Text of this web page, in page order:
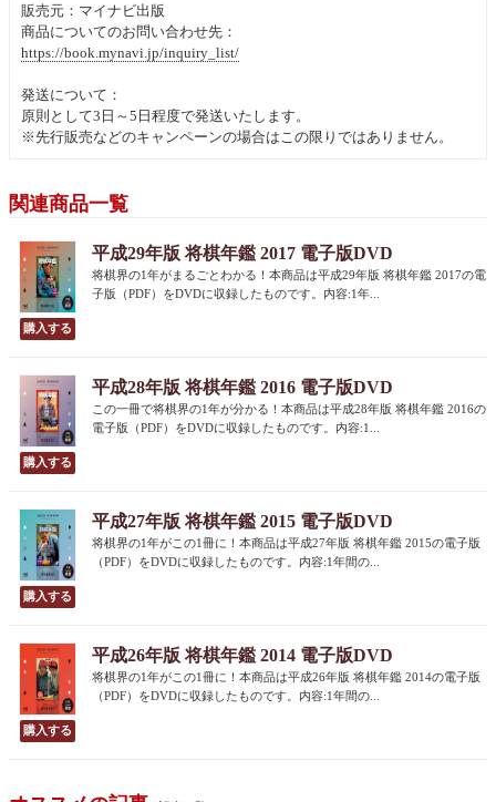
販売元：マイナビ出版
商品についてのお問い合わせ先：
https://book.mynavi.jp/inquiry_list/
発送について：
原則として3日～5日程度で発送いたします。
※先行販売などのキャンペーンの場合はこの限りではありません。
関連商品一覧
平成29年版 将棋年鑑 2017 電子版DVD
将棋界の1年がまるごとわかる！本商品は平成29年版 将棋年鑑 2017の電
子版（PDF）をDVDに収録したものです。内容:1年...
平成28年版 将棋年鑑 2016 電子版DVD
この一冊で将棋界の1年が分かる！本商品は平成28年版 将棋年鑑 2016の
電子版（PDF）をDVDに収録したものです。内容:1...
平成27年版 将棋年鑑 2015 電子版DVD
将棋界の1年がこの1冊に！本商品は平成27年版 将棋年鑑 2015の電子版
（PDF）をDVDに収録したものです。内容:1年間の...
平成26年版 将棋年鑑 2014 電子版DVD
将棋界の1年がこの1冊に！本商品は平成26年版 将棋年鑑 2014の電子版
（PDF）をDVDに収録したものです。内容:1年間の...